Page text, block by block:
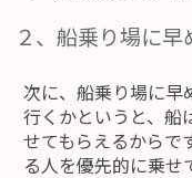
２、船乗り場に早
次に、船乗り場に早
行くかというと、船
せてもらえるからで
る人を優先的に乗せ